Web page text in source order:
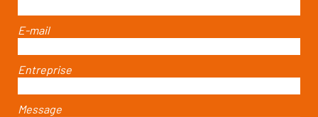
E-mail
Entreprise
Message